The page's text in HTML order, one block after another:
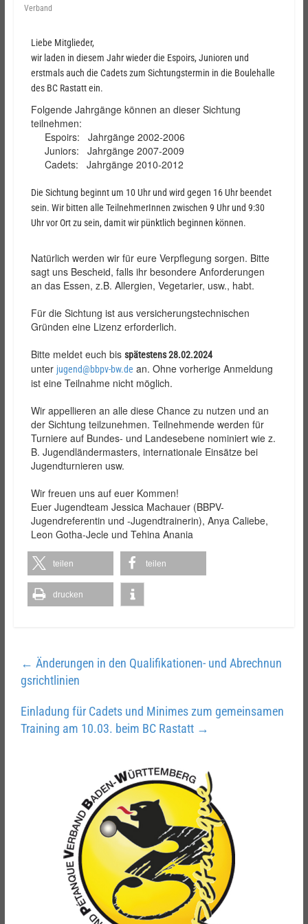
Verband
Liebe Mitglieder,
wir laden in diesem Jahr wieder die Espoirs, Junioren und
erstmals auch die Cadets zum Sichtungstermin in die Boulehalle
des BC Rastatt ein.
Folgende Jahrgänge können an dieser Sichtung
teilnehmen:
Espoirs: Jahrgänge 2002-2006
Juniors: Jahrgänge 2007-2009
Cadets: Jahrgänge 2010-2012
Die Sichtung beginnt um 10 Uhr und wird gegen 16 Uhr beendet
sein. Wir bitten alle TeilnehmerInnen zwischen 9 Uhr und 9:30
Uhr vor Ort zu sein, damit wir pünktlich beginnen können.
Natürlich werden wir für eure Verpflegung sorgen. Bitte
sagt uns Bescheid, falls ihr besondere Anforderungen
an das Essen, z.B. Allergien, Vegetarier, usw., habt.
Für die Sichtung ist aus versicherungstechnischen
Gründen eine Lizenz erforderlich.
Bitte meldet euch bis spätestens 28.02.2024
unter jugend@bbpv-bw.de an. Ohne vorherige Anmeldung
ist eine Teilnahme nicht möglich.
Wir appellieren an alle diese Chance zu nutzen und an
der Sichtung teilzunehmen. Teilnehmende werden für
Turniere auf Bundes- und Landesebene nominiert wie z.
B. Jugendländermasters, internationale Einsätze bei
Jugendturnieren usw.
Wir freuen uns auf euer Kommen!
Euer Jugendteam Jessica Machauer (BBPV-
Jugendreferentin und -Jugendtrainerin), Anya Caliebe,
Leon Gotha-Jecle und Tehina Anania
teilen teilen
drucken
← Änderungen in den Qualifikationen- und Abrechnun
gsrichtlinien
Einladung für Cadets und Minimes zum gemeinsamen
Training am 10.03. beim BC Rastatt →